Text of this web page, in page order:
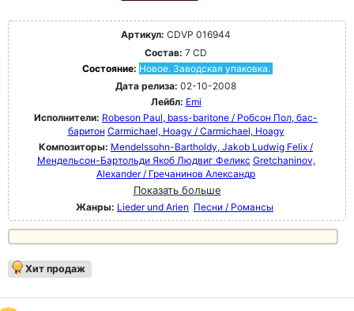
Артикул: CDVP 016944
Состав: 7 CD
Состояние: Новое. Заводская упаковка.
Дата релиза: 02-10-2008
Лейбл: Emi
Исполнители: Robeson Paul, bass-baritone / Робсон Пол, бас-
баритон Carmichael, Hoagy / Carmichael, Hoagy
Композиторы: Mendelssohn-Bartholdy, Jakob Ludwig Felix /
Мендельсон-Бартольди Якоб Людвиг Феликс Gretchaninov,
Alexander / Гречанинов Александр
Показать больше
Жанры: Lieder und Arien Песни / Романсы
Хит продаж